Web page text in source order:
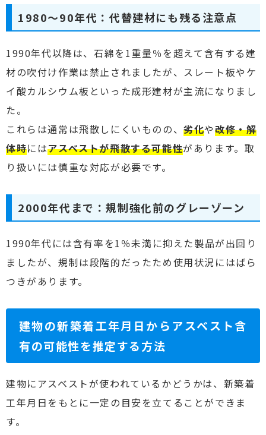
1980〜90年代：代替建材にも残る注意点
1990年代以降は、石綿を1重量％を超えて含有する建
材の吹付け作業は禁止されましたが、スレート板やケ
イ酸カルシウム板といった成形建材が主流になりまし
た。
これらは通常は飛散しにくいものの、劣化や改修・解
体時にはアスベストが飛散する可能性があります。取
り扱いには慎重な対応が必要です。
2000年代まで：規制強化前のグレーゾーン
1990年代には含有率を1％未満に抑えた製品が出回り
ましたが、規制は段階的だったため使用状況にはばら
つきがあります。
建物の新築着工年月日からアスベスト含
有の可能性を推定する方法
建物にアスベストが使われているかどうかは、新築着
工年月日をもとに一定の目安を立てることができま
す。